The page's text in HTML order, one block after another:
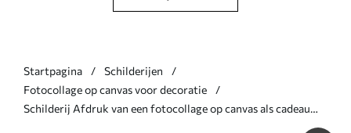
Startpagina
Schilderijen
Fotocollage op canvas voor decoratie
Schilderij Afdruk van een fotocollage op canvas als cadeau